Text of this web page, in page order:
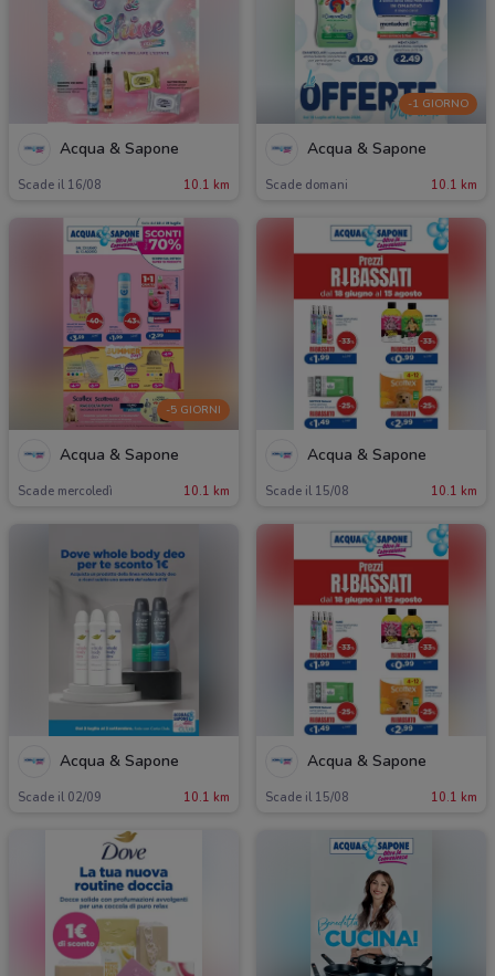
Acqua & Sapone
Scade il 16/08 10.1 km
-1 GIORNO
Acqua & Sapone
Scade domani 10.1 km
-5 GIORNI
Acqua & Sapone
Scade mercoledì 10.1 km
Acqua & Sapone
Scade il 15/08 10.1 km
Acqua & Sapone
Scade il 02/09 10.1 km
Acqua & Sapone
Scade il 15/08 10.1 km